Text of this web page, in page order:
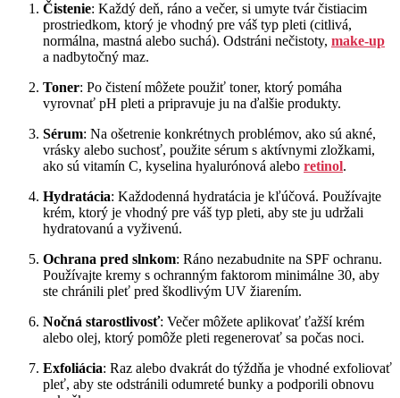
Čistenie: Každý deň, ráno a večer, si umyte tvár čistiacim
prostriedkom, ktorý je vhodný pre váš typ pleti (citlivá,
normálna, mastná alebo suchá). Odstráni nečistoty, make-up
a nadbytočný maz.
Toner: Po čistení môžete použiť toner, ktorý pomáha
vyrovnať pH pleti a pripravuje ju na ďalšie produkty.
Sérum: Na ošetrenie konkrétnych problémov, ako sú akné,
vrásky alebo suchosť, použite sérum s aktívnymi zložkami,
ako sú vitamín C, kyselina hyalurónová alebo retinol.
Hydratácia: Každodenná hydratácia je kľúčová. Používajte
krém, ktorý je vhodný pre váš typ pleti, aby ste ju udržali
hydratovanú a vyživenú.
Ochrana pred slnkom: Ráno nezabudnite na SPF ochranu.
Používajte kremy s ochranným faktorom minimálne 30, aby
ste chránili pleť pred škodlivým UV žiarením.
Nočná starostlivosť: Večer môžete aplikovať ťažší krém
alebo olej, ktorý pomôže pleti regenerovať sa počas noci.
Exfoliácia: Raz alebo dvakrát do týždňa je vhodné exfoliovať
pleť, aby ste odstránili odumreté bunky a podporili obnovu